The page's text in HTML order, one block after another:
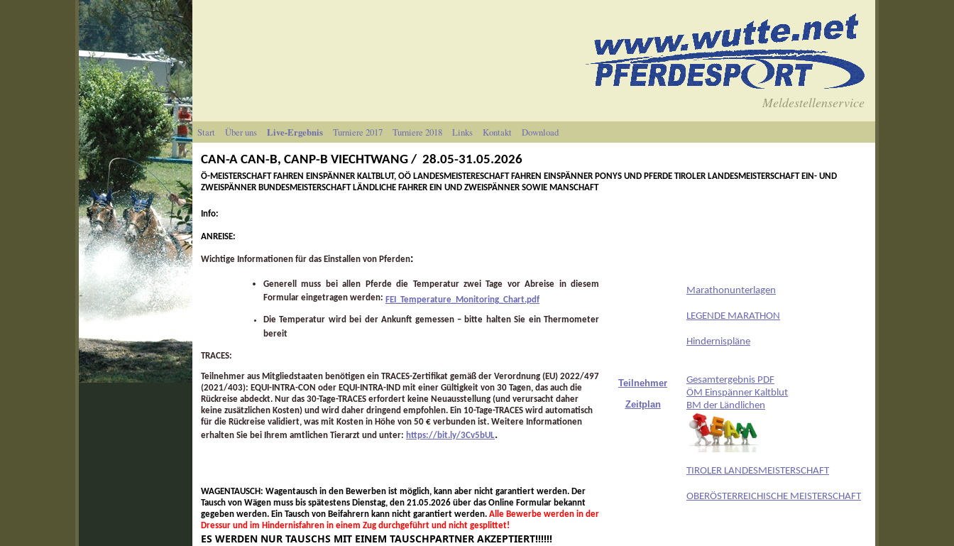
Meldestellenservice
Start Über uns Live-Ergebnis Turniere 2017 Turniere 2018 Links Kontakt Download
CAN-A CAN-B, CANP-B VIECHTWANG / 28.05-31.05.2026
Ö-MEISTERSCHAFT FAHREN EINSPÄNNER KALTBLUT, OÖ LANDESMEISTERESCHAFT FAHREN EINSPÄNNER PONYS UND PFERDE TIROLER LANDESMEISTERSCHAFT EIN- UND
ZWEISPÄNNER BUNDESMEISTERSCHAFT LÄNDLICHE FAHRER EIN UND ZWEISPÄNNER SOWIE MANSCHAFT
Info:
ANREISE:
Wichtige Informationen für das Einstallen von Pferden:
Generell muss bei allen Pferde die Temperatur zwei Tage vor Abreise in diesem
Formular eingetragen werden: FEI_Temperature_Monitoring_Chart.pdf
Die Temperatur wird bei der Ankunft gemessen – bitte halten Sie ein Thermometer
bereit
TRACES:
Teilnehmer aus Mitgliedstaaten benötigen ein TRACES-Zertifikat gemäß der Verordnung (EU) 2022/497
(2021/403): EQUI-INTRA-CON oder EQUI-INTRA-IND mit einer Gültigkeit von 30 Tagen, das auch die
Rückreise abdeckt. Nur das 30-Tage-TRACES erfordert keine Neuausstellung (und verursacht daher
keine zusätzlichen Kosten) und wird daher dringend empfohlen. Ein 10-Tage-TRACES wird automatisch
für die Rückreise validiert, was mit Kosten in Höhe von 50 € verbunden ist. Weitere Informationen
erhalten Sie bei Ihrem amtlichen Tierarzt und unter: https://bit.ly/3Cv5bUL.
WAGENTAUSCH: Wagentausch in den Bewerben ist möglich, kann aber nicht garantiert werden. Der
Tausch von Wägen muss bis spätestens Dienstag, den 21.05.2026 über das Online Formular bekannt
gegeben werden. Ein Tausch von Beifahrern kann nicht garantiert werden. Alle Bewerbe werden in der
Dressur und im Hindernisfahren in einem Zug durchgeführt und nicht gesplittet!
ES WERDEN NUR TAUSCHS MIT EINEM TAUSCHPARTNER AKZEPTIERT!!!!!!
Teilnehmer
Zeitplan
Marathonunterlagen
LEGENDE MARATHON
Hindernispläne
Gesamtergebnis PDF
ÖM Einspänner Kaltblut
BM der Ländlichen
TIROLER LANDESMEISTERSCHAFT
OBERÖSTERREICHISCHE MEISTERSCHAFT